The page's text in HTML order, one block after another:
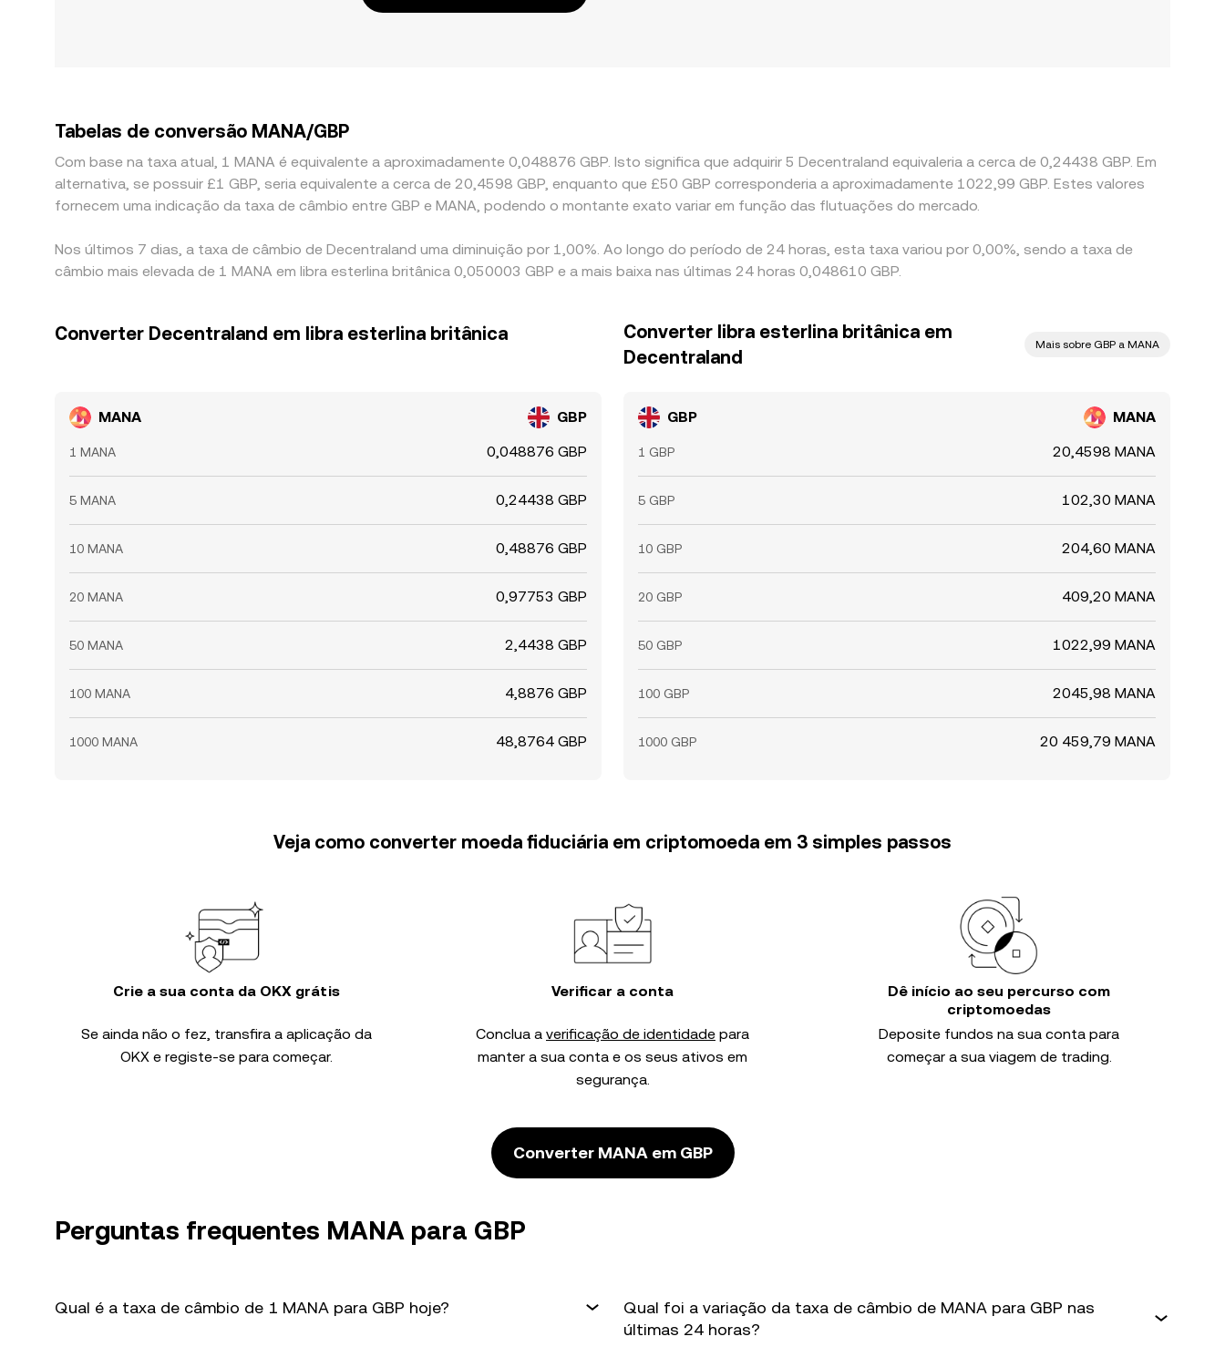
Tabelas de conversão MANA/GBP
Com base na taxa atual, 1 MANA é equivalente a aproximadamente 0,048876 GBP. Isto significa que adquirir 5 Decentraland equivaleria a cerca de 0,24438 GBP. Em
alternativa, se possuir £1 GBP, seria equivalente a cerca de 20,4598 GBP, enquanto que £50 GBP corresponderia a aproximadamente 1022,99 GBP. Estes valores
fornecem uma indicação da taxa de câmbio entre GBP e MANA, podendo o montante exato variar em função das flutuações do mercado.
Nos últimos 7 dias, a taxa de câmbio de Decentraland uma diminuição por 1,00%. Ao longo do período de 24 horas, esta taxa variou por 0,00%, sendo a taxa de
câmbio mais elevada de 1 MANA em libra esterlina britânica 0,050003 GBP e a mais baixa nas últimas 24 horas 0,048610 GBP.
Converter Decentraland em libra esterlina britânica
MANA GBP
1 MANA 0,048876 GBP
5 MANA 0,24438 GBP
10 MANA 0,48876 GBP
20 MANA 0,97753 GBP
50 MANA 2,4438 GBP
100 MANA 4,8876 GBP
1000 MANA 48,8764 GBP
Converter libra esterlina britânica em
Decentraland
Mais sobre GBP a MANA
GBP MANA
1 GBP 20,4598 MANA
5 GBP 102,30 MANA
10 GBP 204,60 MANA
20 GBP 409,20 MANA
50 GBP 1022,99 MANA
100 GBP 2045,98 MANA
1000 GBP 20 459,79 MANA
Veja como converter moeda fiduciária em criptomoeda em 3 simples passos
Crie a sua conta da OKX grátis
Se ainda não o fez, transfira a aplicação da
OKX e registe-se para começar.
Verificar a conta
Conclua a verificação de identidade para
manter a sua conta e os seus ativos em
segurança.
Dê início ao seu percurso com
criptomoedas
Deposite fundos na sua conta para
começar a sua viagem de trading.
Converter MANA em GBP
Perguntas frequentes MANA para GBP
Qual é a taxa de câmbio de 1 MANA para GBP hoje?
Qual foi a variação da taxa de câmbio de MANA para GBP nas
últimas 24 horas?